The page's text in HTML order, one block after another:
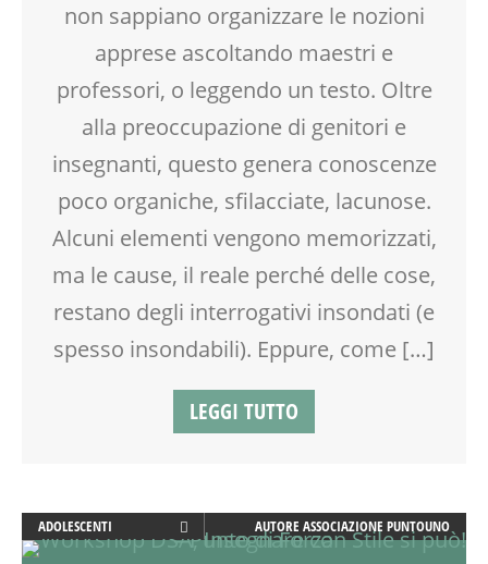
FAMIGLIA
GENITORI
MAMME
PEDAGOGIA
TEENAGER
VIA FARUFFINI
non sappiano organizzare le nozioni
apprese ascoltando maestri e
professori, o leggendo un testo. Oltre
alla preoccupazione di genitori e
insegnanti, questo genera conoscenze
poco organiche, sfilacciate, lacunose.
Alcuni elementi vengono memorizzati,
ma le cause, il reale perché delle cose,
restano degli interrogativi insondati (e
spesso insondabili). Eppure, come […]
LEGGI TUTTO
ADOLESCENTI
ADULTI
AUTORE ASSOCIAZIONE PUNTOUNO